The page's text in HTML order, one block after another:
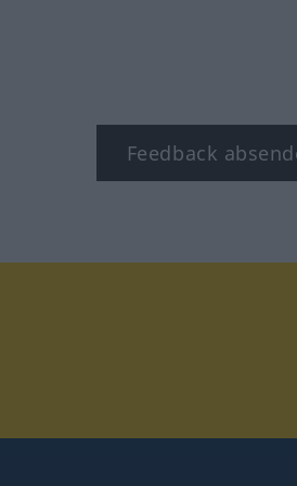
Feedback